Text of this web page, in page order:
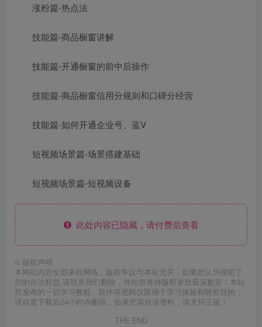
涨粉篇-热点法
技能篇-商品橱窗讲解
技能篇-开通橱窗的前中后操作
技能篇-商品橱窗信用分规则和口碑分经营
技能篇-如何开通企业号、蓝V
短视频场景篇-场景搭建基础
短视频场景篇-短视频设备
此处内容已隐藏，请付费后查看
© 版权声明
本网站内容全部来自网络，版权争议与本站无关，如果您认为侵犯了
您的合法权益,请联系我们删除，并向所有持版权者致最深歉意！本站
所发布的一切学习教程、软件等资料仅限用于学习体验和研究目的；
请自觉下载后24小时内删除，如果您喜欢该资料，请支持正版！
THE END